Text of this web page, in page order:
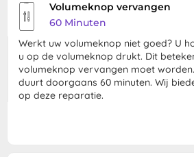
Volumeknop vervangen
60 Minuten
Werkt uw volumeknop niet goed? U
u op de volumeknop drukt. Dit
volumeknop vervangen moet
duurt doorgaans 60 minuten. Wij
op deze reparatie.